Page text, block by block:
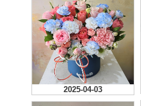
2025-04-03